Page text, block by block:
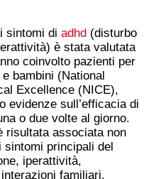
sintomi di adhd (disturbo
è stata valutata
coinvolto pazienti per
bambini (National
Excellence (NICE),
evidenze sull’efficacia di
o due volte al giorno.
risultata associata non
sintomi principali del
iperattività,
familiari,